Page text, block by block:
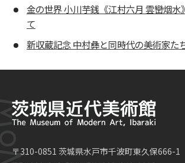
金の世界 小川芋銭《江村六月 雲巒烟
て
新収蔵記念 中村彝と同時代の美術家た
〒310-0851 茨城県水戸市千波町東久保666-1